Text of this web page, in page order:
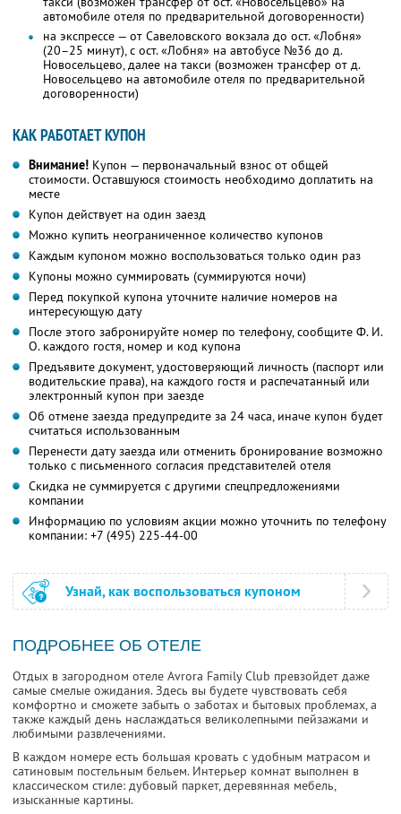
автомобиле отеля по предварительной договоренности)
на экспрессе — от Савеловского вокзала до ост. «Лобня»
(20–25 минут), с ост. «Лобня» на автобусе №36 до д.
Новосельцево, далее на такси (возможен трансфер от д.
Новосельцево на автомобиле отеля по предварительной
договоренности)
КАК РАБОТАЕТ КУПОН
Внимание! Купон — первоначальный взнос от общей
стоимости. Оставшуюся стоимость необходимо доплатить на
месте
Купон действует на один заезд
Можно купить неограниченное количество купонов
Каждым купоном можно воспользоваться только один раз
Купоны можно суммировать (суммируются ночи)
Перед покупкой купона уточните наличие номеров на
интересующую дату
После этого забронируйте номер по телефону, сообщите Ф. И.
О. каждого гостя, номер и код купона
Предъявите документ, удостоверяющий личность (паспорт или
водительские права), на каждого гостя и распечатанный или
электронный купон при заезде
Об отмене заезда предупредите за 24 часа, иначе купон будет
считаться использованным
Перенести дату заезда или отменить бронирование возможно
только с письменного согласия представителей отеля
Скидка не суммируется с другими спецпредложениями
компании
Информацию по условиям акции можно уточнить по телефону
компании: +7 (495) 225-44-00
Узнай, как воспользоваться купоном
ПОДРОБНЕЕ ОБ ОТЕЛЕ
Отдых в загородном отеле Avrora Family Club превзойдет даже
самые смелые ожидания. Здесь вы будете чувствовать себя
комфортно и сможете забыть о заботах и бытовых проблемах, а
также каждый день наслаждаться великолепными пейзажами и
любимыми развлечениями.
В каждом номере есть большая кровать с удобным матрасом и
сатиновым постельным бельем. Интерьер комнат выполнен в
классическом стиле: дубовый паркет, деревянная мебель,
изысканные картины.